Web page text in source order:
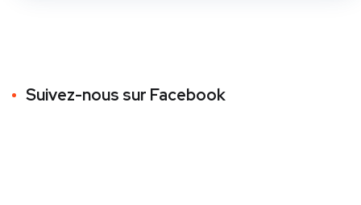
Suivez-nous sur Facebook